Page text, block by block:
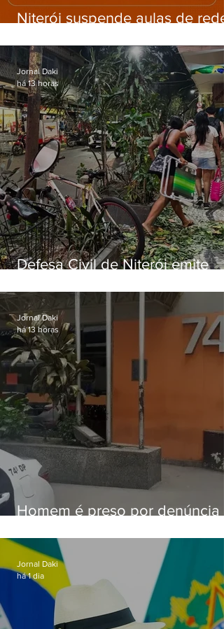
Niterói suspende aulas de rede
ventos fortes nesta sexta (7)
Defesa Civil de Niterói emite
sexta-feira (07)
Jornal Daki
há 13 horas
Homem é preso por denúncia
Alcântara
Jornal Daki
há 13 horas
Jornal Daki
há 1 dia